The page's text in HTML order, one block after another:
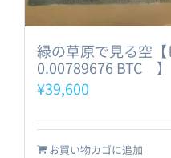
緑の草原で見る空【
0.00789676 BTC 】
¥39,600
お買い物カゴに追加